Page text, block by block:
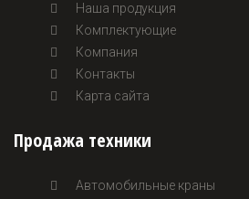
Наша продукция
Комплектующие
Компания
Контакты
Карта сайта
Продажа техники
Автомобильные краны